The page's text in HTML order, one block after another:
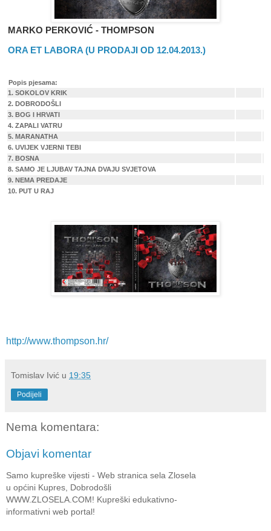
MARKO PERKOVIĆ - THOMPSON
ORA ET LABORA (U PRODAJI OD 12.04.2013.)
Popis pjesama:
1. SOKOLOV KRIK
2. DOBRODOŠLI
3. BOG I HRVATI
4. ZAPALI VATRU
5. MARANATHA
6. UVIJEK VJERNI TEBI
7. BOSNA
8. SAMO JE LJUBAV TAJNA DVAJU SVJETOVA
9. NEMA PREDAJE
10. PUT U RAJ
http://www.thompson.hr/
Tomislav Ivić u 19:35
Podijeli
Nema komentara:
Objavi komentar
Samo kupreške vijesti - Web stranica sela Zlosela
u općini Kupres, Dobrodošli
WWW.ZLOSELA.COM! Kupreški edukativno-
informativni web portal!